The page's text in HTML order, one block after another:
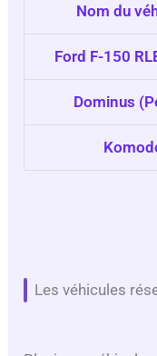
Nom du
Ford F-150
Dominus
Les véhicules